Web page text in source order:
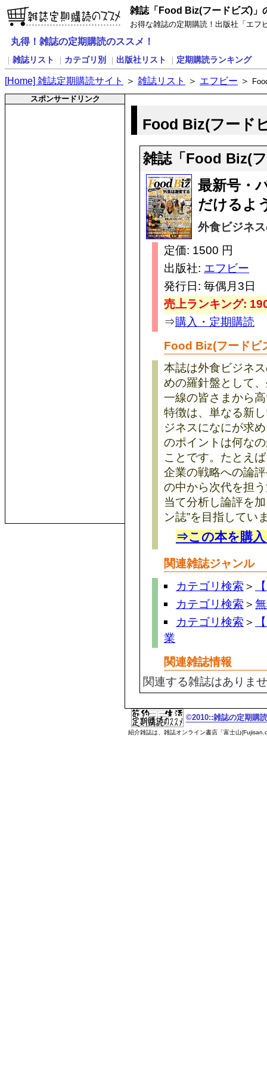
雑誌「Food Biz(フードビズ)」
お得な雑誌の定期購読！出版社「エフ
丸得！雑誌の定期購読のススメ！
雑誌リスト カテゴリ別 出版社リスト 定期購読ランキング
[Home] 雑誌定期購読サイト ＞ 雑誌リスト ＞ エフビー ＞
スポンサードリンク
Food Biz(フード
雑誌「Food Biz(
最新号・
だけるよ
外食ビジネ
定価: 1500 円
出版社: エフビー
発行日: 毎偶月3日
売上ランキング:
⇒購入・定期購読
Food Biz(フードビ
本誌は外食ビジネ
めの羅針盤として
一線の皆さまから
特徴は、単なる新
ジネスになにが求
のポイントは何な
ことです。たとえ
企業の戦略への論
の中から次代を担
当て分析し論評を
ン誌”を目指してい
⇒この本を購
関連雑誌ジャンル
カテゴリ検索 ＞
カテゴリ検索 ＞
カテゴリ検索 ＞
業
関連雑誌情報
関連する雑誌はありま
©2010::雑誌の定期購
紹介雑誌は、雑誌オンライン書店「富士山